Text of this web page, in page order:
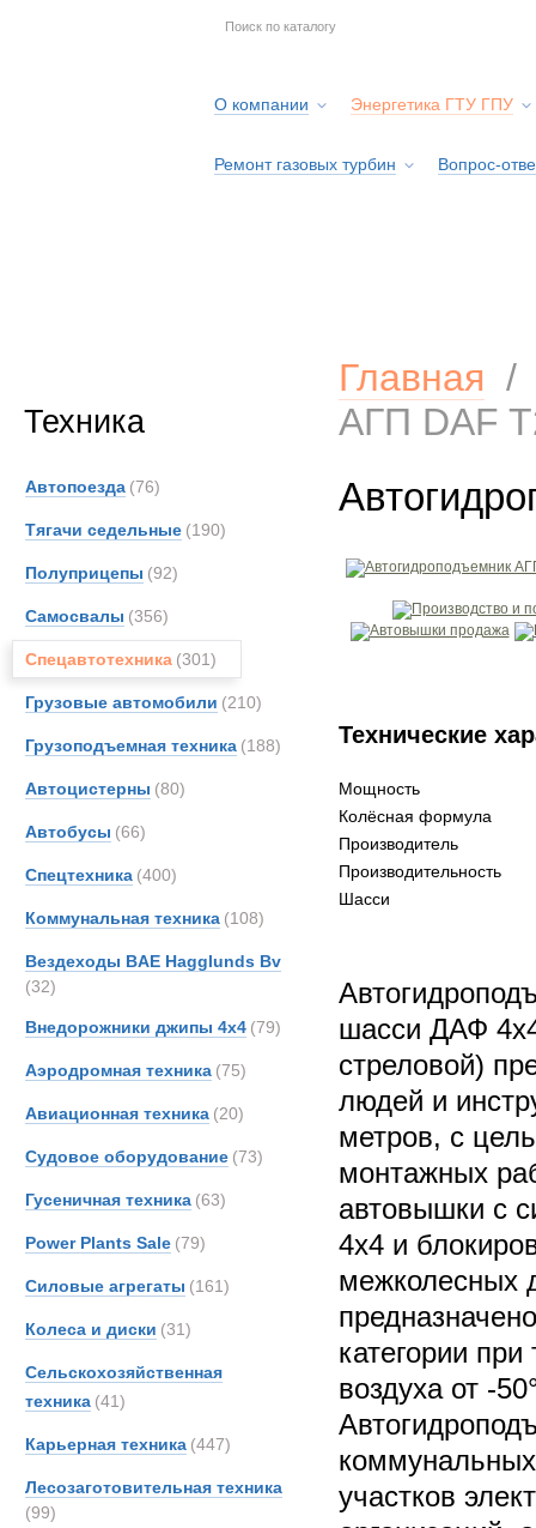
О компании Энергетика ГТУ ГПУ
Ремонт газовых турбин Вопрос-
Техника
Автопоезда (76)
Тягачи седельные (190)
Полуприцепы (92)
Самосвалы (356)
Спецавтотехника (301)
Грузовые автомобили (210)
Грузоподъемная техника (188)
Автоцистерны (80)
Автобусы (66)
Спецтехника (400)
Коммунальная техника (108)
Вездеходы BAE Hagglunds Bv
(32)
Внедорожники джипы 4х4 (79)
Аэродромная техника (75)
Авиационная техника (20)
Судовое оборудование (73)
Гусеничная техника (63)
Power Plants Sale (79)
Силовые агрегаты (161)
Колеса и диски (31)
Сельскохозяйственная
техника (41)
Карьерная техника (447)
Лесозаготовительная техника
(99)
Главная
АГП DAF
Технические
Мощность
Колёсная формула
Производитель
Производительность
Шасси
шасси ДАФ
стреловой)
людей и
метров, с
монтажных
автовышки с
4х4 и
межколесных
категории
воздуха от -
участков